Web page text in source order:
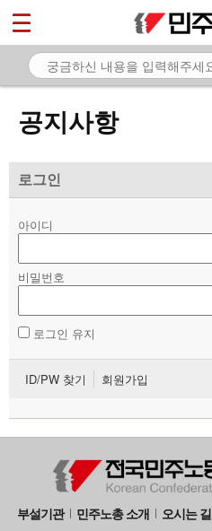
공지사항
로그인
아이디
비밀번호
로그인 유지
ID/PW 찾기 회원가입
부설기관 민주노총 소개 오시는 길
마이페이지
소개
- 공지사항
- 성명·보도
자료
부설기관
업무